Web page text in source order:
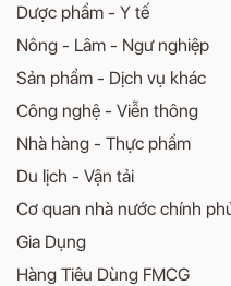
Dược phẩm - Y tế
Nông - Lâm - Ngư nghiệp
Sản phẩm - Dịch vụ khác
Công nghệ - Viễn thông
Nhà hàng - Thực phẩm
Du lịch - Vận tải
Cơ quan nhà nước chính
Gia Dụng
Hàng Tiêu Dùng FMCG